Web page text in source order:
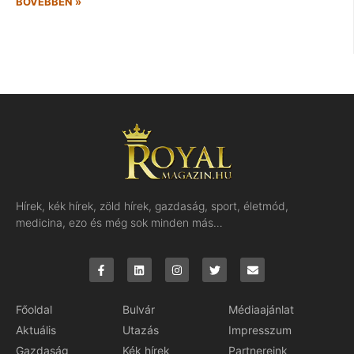
Hírek, kék hírek, zöld hírek, gazdaság, sport, életmód,
medicina, ezo és még sok minden más…
Főoldal
Aktuális
Gazdaság
Bulvár
Utazás
Kék hírek
Médiaajánlat
Impresszum
Partnereink